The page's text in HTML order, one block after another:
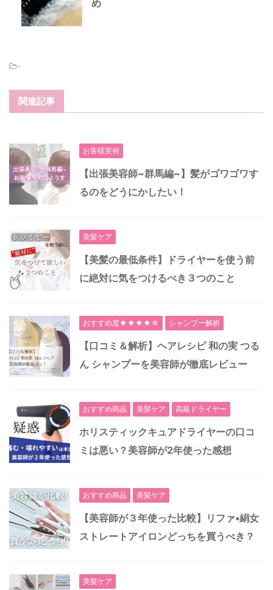
め
-
関連記事
お客様実例
【出張美容師~群馬編~】髪がゴワゴワす
るのをどうにかしたい！
美髪ケア
【美髪の最低条件】ドライヤーを使う前
に絶対に気をつけるべき３つのこと
おすすめ度★★★★☆ シャンプー解析
【口コミ＆解析】ヘアレシピ 和の実 つる
ん シャンプーを美容師が徹底レビュー
おすすめ商品 美髪ケア 高級ドライヤー
ホリスティックキュアドライヤーの口コ
ミは悪い？美容師が2年使った感想
おすすめ商品 美髪ケア
【美容師が３年使った比較】リファ•絹女
ストレートアイロンどっちを買うべき？
美髪ケア